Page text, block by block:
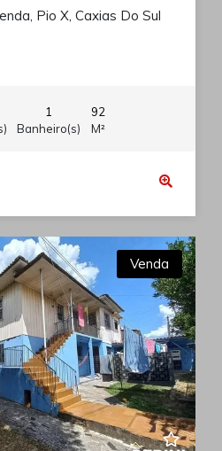
Pio X, Caxias Do Sul
1
Banheiro(s)
92
M²
Venda